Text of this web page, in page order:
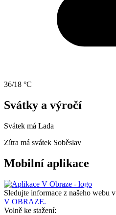
36/18 °C
Svátky a výročí
Svátek má Lada
Zítra má svátek Soběslav
Mobilní aplikace
Sledujte informace z našeho webu v
V OBRAZE.
Volně ke stažení: